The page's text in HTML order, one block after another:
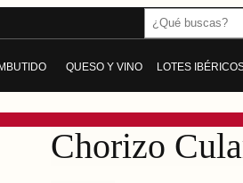
Buscar
DUROC
MORCÓN IBÉRICO
QUESO Y VINO
LOTES
Chorizo